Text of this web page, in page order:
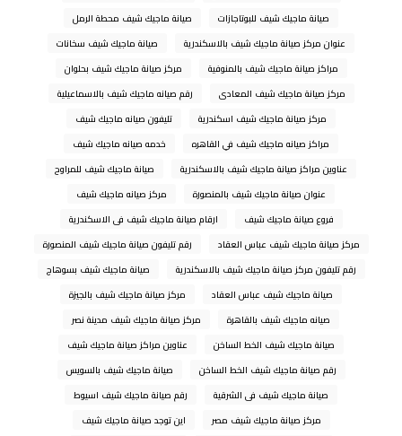
صيانة ماجيك شيف للبوتاجازات
صيانة ماجيك شيف محطة الرمل
عنوان مركز صيانة ماجيك شيف بالاسكندرية
صيانة ماجيك شيف سخانات
مراكز صيانة ماجيك شيف بالمنوفية
مركز صيانة ماجيك شيف بحلوان
مركز صيانة ماجيك شيف المعادى
رقم صيانه ماجيك شيف بالاسماعيلية
مركز صيانة ماجيك شيف اسكندرية
تليفون صيانه ماجيك شيف
مراكز صيانه ماجيك شيف في القاهره
خدمه صيانه ماجيك شيف
عناوين مراكز صيانة ماجيك شيف بالاسكندرية
صيانة ماجيك شيف للمراوح
عنوان صيانة ماجيك شيف بالمنصورة
مركز صيانه ماجيك شيف
فروع صيانة ماجيك شيف
ارقام صيانة ماجيك شيف فى الاسكندرية
مركز صيانة ماجيك شيف عباس العقاد
رقم تليفون صيانة ماجيك شيف المنصورة
رقم تليفون مركز صيانة ماجيك شيف بالاسكندرية
صيانة ماجيك شيف بسوهاج
صيانة ماجيك شيف عباس العقاد
مركز صيانة ماجيك شيف بالجيزة
صيانه ماجيك شيف بالقاهرة
مركز صيانة ماجيك شيف مدينة نصر
صيانة ماجيك شيف الخط الساخن
عناوين مراكز صيانة ماجيك شيف
رقم صيانة ماجيك شيف الخط الساخن
صيانة ماجيك شيف بالسويس
صيانة ماجيك شيف فى الشرقية
رقم صيانة ماجيك شيف اسيوط
مركز صيانة ماجيك شيف مصر
اين توجد صيانة ماجيك شيف